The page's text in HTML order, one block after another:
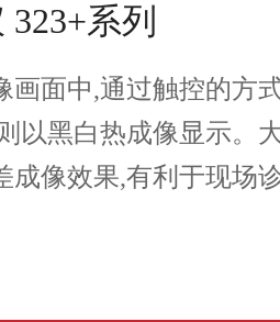
系列
画面中,通过触控的方
以黑白热成像显示。
成像效果,有利于现场